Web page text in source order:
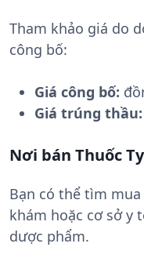
Tham khảo giá do
công bố:
Giá công bố:
Giá trúng thầu:
Nơi bán Thuốc
Bạn có thể tìm mua
khám hoặc cơ sở y
dược phẩm.